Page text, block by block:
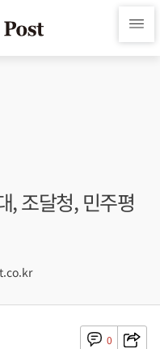
, 조달청, 민주평
0